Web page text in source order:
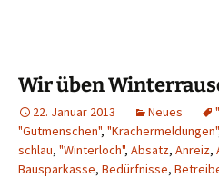
Wir üben
22. Januar 2013 Neues
"Gutmenschen", "Krachermeldungen"
schlau, "Winterloch", Absatz, Anreiz,
Bausparkasse, Bedürfnisse,